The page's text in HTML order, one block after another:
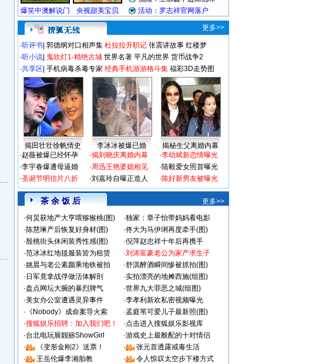
更多>>
·听评书 郭德纲对口相声集 杜拉拉升职记 张震讲故事 红楼梦
·听小说 鬼吹灯1-精绝古城 世界名著 平凡的世界 货币战争2
·共享区 手机病毒杀毒专家 经典手机游游格斗集 福彩3D走势图
揭田壮壮徐帆情史 李冰冰被爆已婚
揭秘生父离婚内幕
·赵薇被爆已经怀孕
·李宇春爆遭母逼婚
·圣诞节明信片八折
·揭刘晓庆离婚内幕
·周迅王艳婆媳相见
·刘嘉玲自曝正造人
·李幼斌新恋情曝光
·陆毅爱女照首曝光
·陈好新男友被曝光
茶 余 饭 后
更多>>
·何炅获地产大亨喂猕猴桃(图) ·独家：章子怡带妈妈看电影
·陈慧琳产后恢复好身材(图) ·佟大为马伊琍再度牵手(图)
·殷桃街头休闲装秀性感(图) ·倪萍赵忠祥十年后再携手
·范冰冰红地毯服装皆为租赁 ·刘涛富豪老公为家产求生子
·姚晨与老公素颜乘地铁被拍 ·舒淇醉酒瞬间惨被抓拍(图)
· 日军竟拿战俘做活体解剖 ·实拍漂亮的地摊西施(组图)
·盘点网坛大腕的暴烈脾气 ·世界九大罪恶之城(组图)
·美女办公室遭遇灵异事件 ·李孝利新欢私密视频曝光
· 《Nobody》成命案导火索 ·孟庭苇可爱儿子最新照(图)
·搜狐娱乐招聘：加入我们吧！ ·点击进入搜狐娱乐影视库
·台北电玩展靓丽ShowGirl ·游戏史上最般配的十对情侣
·
《变形金刚2》送票！ ·
张元首透露戒毒生活
·
王岳伦爆李湘胎教 · 令人惊叹太空步下楼方式